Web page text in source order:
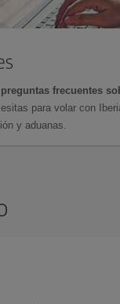
preguntas frecuentes
para volar con
y aduanas.